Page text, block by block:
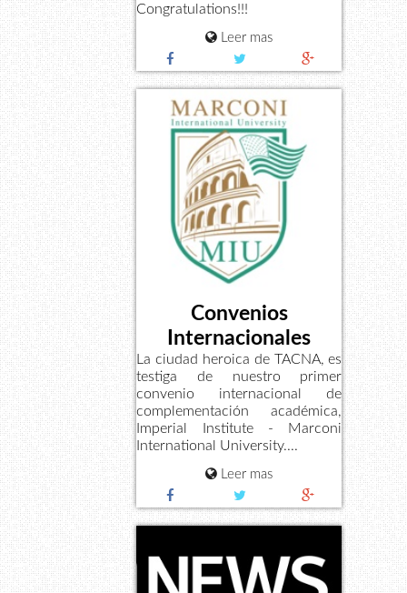
Congratulations!!!
Leer mas
Convenios
Internacionales
La ciudad heroica de TACNA, es
testiga de nuestro primer
convenio internacional de
complementación académica,
Imperial Institute - Marconi
International University....
Leer mas